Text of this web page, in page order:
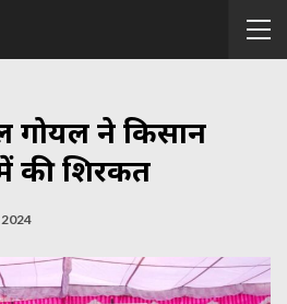
गोयल ने किसान
की शिरकत
2024